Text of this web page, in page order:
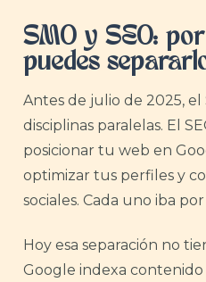
SMO y SEO:
puedes
Antes de julio de 2025, el
disciplinas paralelas. El
posicionar tu web en
optimizar tus perfiles y
sociales. Cada uno iba
Hoy esa separación no
Google indexa